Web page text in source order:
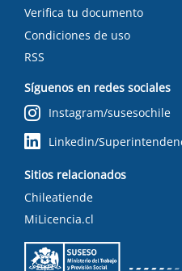
Verifica tu documento
Condiciones de uso
RSS
Síguenos en redes sociales
Instagram/susesochile
Linkedin/
Sitios relacionados
Chileatiende
MiLicencia.cl